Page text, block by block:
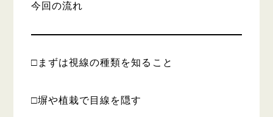
今回の流れ
□まずは視線の種類を知ること
□塀や植栽で目線を隠す